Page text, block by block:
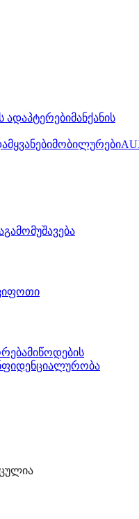
ადაპტერებიმანქანის
მობილურები
გამომუშავება
ფოთი
მიწოდების